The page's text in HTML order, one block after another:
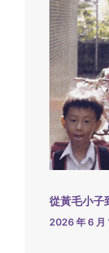
從黃毛小子
2026 年 6 月